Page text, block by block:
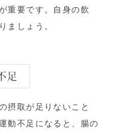
重要です。自身の飲
ましょう。
足
摂取が足りないこと
動不足になると、腸の